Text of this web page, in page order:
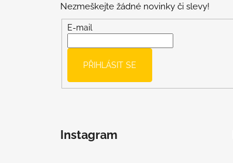
Nezmeškejte žádné novinky či slevy!
E-mail
PŘIHLÁSIT SE
Instagram